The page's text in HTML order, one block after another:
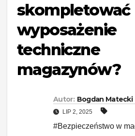
skompletować
wyposażenie
techniczne
magazynów?
Autor: Bogdan Matecki
LIP 2, 2025
#Bezpieczeństwo w